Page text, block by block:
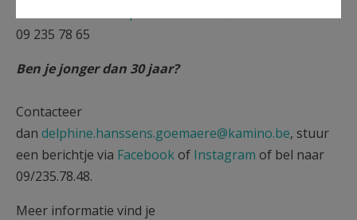
09 235 78 65
Ben je jonger dan 30 jaar?
Contacteer
dan delphine.hanssens.goemaere@kamino.be, stuur
een berichtje via Facebookof Instagram of bel naar
09/235.78.48.
Meer informatie vind je